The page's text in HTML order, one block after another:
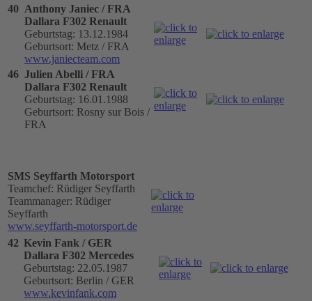
40 Anthony Janiec / FRA
Dallara F302 Renault
Geburtstag: 13.12.1984
Geburtsort: Metz / FRA
www.janiecteam.com
46 Julien Abelli / FRA
Dallara F302 Renault
Geburtstag: 16.01.1988
Geburtsort: Rosny sur Bois /
FRA
SMS Seyffarth Motorsport
Teamchef: Rüdiger Seyffarth
Teammanager: Rüdiger
Seyffarth
www.seyffarth-motorsport.de
42 Kevin Fank / GER
Dallara F302 Mercedes
Geburtstag: 22.05.1987
Geburtsort: Berlin / GER
www.kevinfank.com